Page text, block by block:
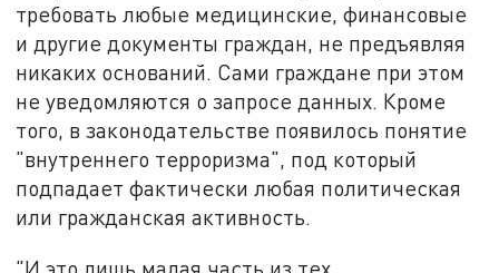
требовать любые медицинские, финансовые
и другие документы граждан, не предъявляя
никаких оснований. Сами граждане при этом
не уведомляются о запросе данных. Кроме
того, в законодательстве появилось понятие
"внутреннего терроризма", под который
подпадает фактически любая политическая
или гражданская активность.